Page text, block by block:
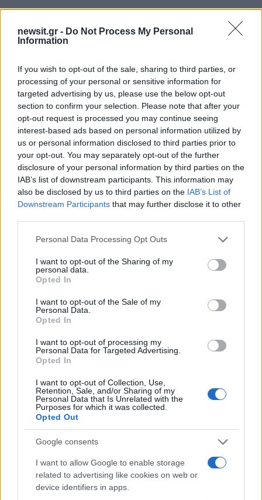
newsit.gr - Do Not Process My Personal
Information
If you wish to opt-out of the sale, sharing to third parties, or
processing of your personal or sensitive information for
targeted advertising by us, please use the below opt-out
section to confirm your selection. Please note that after your
opt-out request is processed you may continue seeing
interest-based ads based on personal information utilized by
us or personal information disclosed to third parties prior to
your opt-out. You may separately opt-out of the further
disclosure of your personal information by third parties on the
IAB’s list of downstream participants. This information may
also be disclosed by us to third parties on the IAB’s List of
Downstream Participants that may further disclose it to other
Please note that this website/app uses one or more Google
not limited to your visit or usage behaviour. You may click to
grant or deny consent to Google and its third-party tags to
use your data for below specified purposes in below Google
consent section.
Personal Data Processing Opt Outs
I want to opt-out of the Sharing of my
personal data.
Opted In
I want to opt-out of the Sale of my
Personal Data.
Opted In
I want to opt-out of processing my
Personal Data for Targeted Advertising.
Opted In
I want to opt-out of Collection, Use,
Retention, Sale, and/or Sharing of my
Personal Data that Is Unrelated with the
Purposes for which it was collected.
Opted Out
Google consents
I want to allow Google to enable storage
related to advertising like cookies on web or
device identifiers in apps.
Σχόλια
Σχολίασε εδώ
50 /50
2000 /2000
Υποβολή σχολίου
Όροι Χρήσης. Το site προστατεύεται από reCAPTCHA, ισχύουν
Όροι Χρήσης της Google.
Αθλητικά
ΓΚΑΓΚΑΤΣΗΣ
Share:
Ακολουθήστε το Νewsit.gr στοGoogle News
ενημερωθείτε πρώτοι για όλη την ειδησεογραφία και τα
Πιο δημοφιλή
Η Άννα Βίσση ξετρελάθηκε με μπάντα που
έπαιζε Τσιτσάνη στο Φισκάρδο και τους
πρότεινε συνεργασία